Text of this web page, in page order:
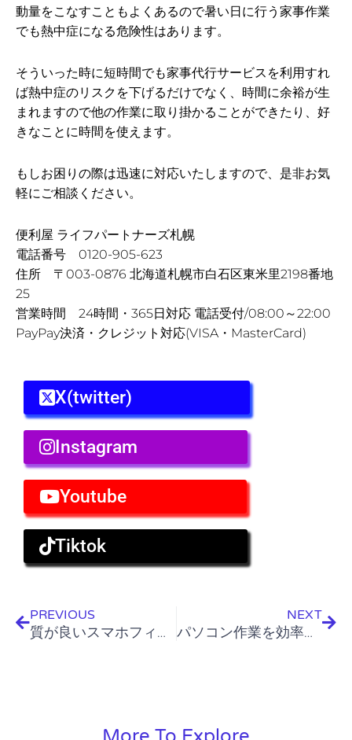
動量をこなすこともよくあるので暑い日に行う家事作業
でも熱中症になる危険性はあります。
そういった時に短時間でも家事代行サービスを利用すれ
ば熱中症のリスクを下げるだけでなく、時間に余裕が生
まれますので他の作業に取り掛かることができたり、好
きなことに時間を使えます。
もしお困りの際は迅速に対応いたしますので、是非お気
軽にご相談ください。
便利屋 ライフパートナーズ札幌
電話番号 0120-905-623
住所 〒003-0876 北海道札幌市白石区東米里2198番地
25
営業時間 24時間・365日対応 電話受付/08:00～22:00
PayPay決済・クレジット対応(VISA・MasterCard)
X(twitter)
Instagram
Youtube
Tiktok
PREVIOUS
質が良いスマホフィルムを選ぶならここを見よう！
NEXT
パソコン作業を効率化！Windows10のショートカットキー【基本編】